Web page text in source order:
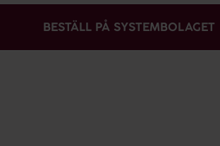
BESTÄLL PÅ SYSTEMBOLAGET